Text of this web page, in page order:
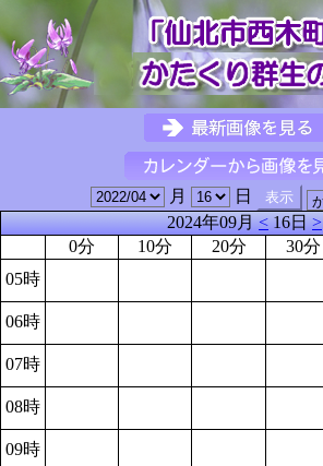
月
日
2024年09月<16日>
0分
10分 20分 30分
05時
06時
07時
08時
09時